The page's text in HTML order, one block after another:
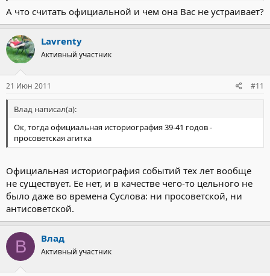
А что считать официальной и чем она Вас не устраивает?
Lavrenty
Активный участник
21 Июн 2011 #11
Влад написал(а):
Ок, тогда официальная историография 39-41 годов -
просоветская агитка
Официальная историография событий тех лет вообще
не существует. Ее нет, и в качестве чего-то цельного не
было даже во времена Суслова: ни просоветской, ни
антисоветской.
В Влад
Активный участник